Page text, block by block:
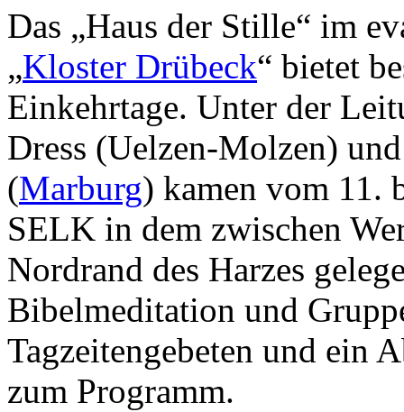
Das „Haus der Stille“ im
„Kloster Drübeck“ bietet
Einkehrtage. Unter der
Dress (Uelzen-Molzen)
(Marburg) kamen vom 11.
SELK in dem zwischen
Nordrand des Harzes
Bibelmeditation und
Tagzeitengebeten und ein
zum Programm.